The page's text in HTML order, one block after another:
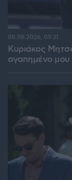
Κυριάκος
αγαπημένο μου
08.08.2026, 09:31